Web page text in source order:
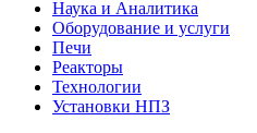
Наука и Аналитика
Оборудование и услуги
Печи
Реакторы
Технологии
Установки НПЗ